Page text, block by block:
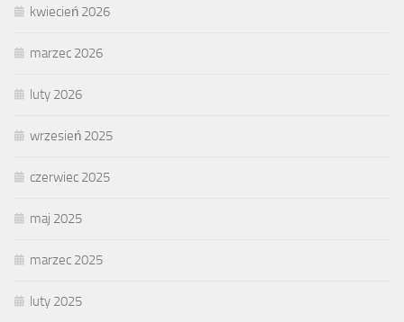
kwiecień 2026
marzec 2026
luty 2026
wrzesień 2025
czerwiec 2025
maj 2025
marzec 2025
luty 2025